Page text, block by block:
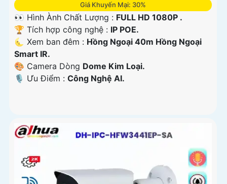
Giá Khuyến Mại: 30%
👀 Hình Ành Chất Lượng : FULL HD 1080P .
🏆 Tích hợp công nghệ : IP POE.
🌜 Xem ban đêm : Hồng Ngoại 40m Hồng Ngoại
Smart IR.
🎨 Camera Dòng Dome Kim Loại.
️🎙 Ưu Điểm : Công Nghệ AI.